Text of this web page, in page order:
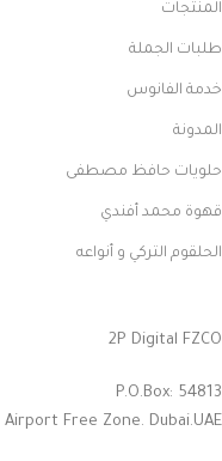
المنتجات
طلبات الجملة
خدمة الفانوس
المدونة
حلويات حافظ مصطفى
قهوة محمد أفندي
الحلقوم التركي و أنواعه
2P Digital FZCO
P.O.Box: 54813
Airport Free Zone. Dubai.UAE.